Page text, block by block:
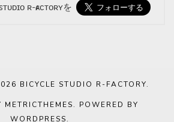
ʀ-ғᴀᴄᴛᴏʀʏを
BICYCLE STUDIO R-FACTORY.
. POWERED BY
WORDPRESS.